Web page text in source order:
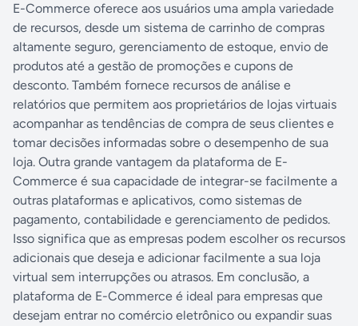
E-Commerce oferece aos usuários uma ampla variedade
de recursos, desde um sistema de carrinho de compras
altamente seguro, gerenciamento de estoque, envio de
produtos até a gestão de promoções e cupons de
desconto. Também fornece recursos de análise e
relatórios que permitem aos proprietários de lojas virtuais
acompanhar as tendências de compra de seus clientes e
tomar decisões informadas sobre o desempenho de sua
loja. Outra grande vantagem da plataforma de E-
Commerce é sua capacidade de integrar-se facilmente a
outras plataformas e aplicativos, como sistemas de
pagamento, contabilidade e gerenciamento de pedidos.
Isso significa que as empresas podem escolher os recursos
adicionais que deseja e adicionar facilmente a sua loja
virtual sem interrupções ou atrasos. Em conclusão, a
plataforma de E-Commerce é ideal para empresas que
desejam entrar no comércio eletrônico ou expandir suas